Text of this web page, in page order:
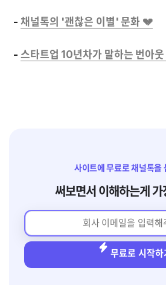
-
-
사이트에 무료로 채널톡을
써보면서 이해하는게 가
무료로 시작하